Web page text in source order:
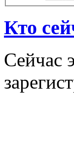
Кто
Сейчас